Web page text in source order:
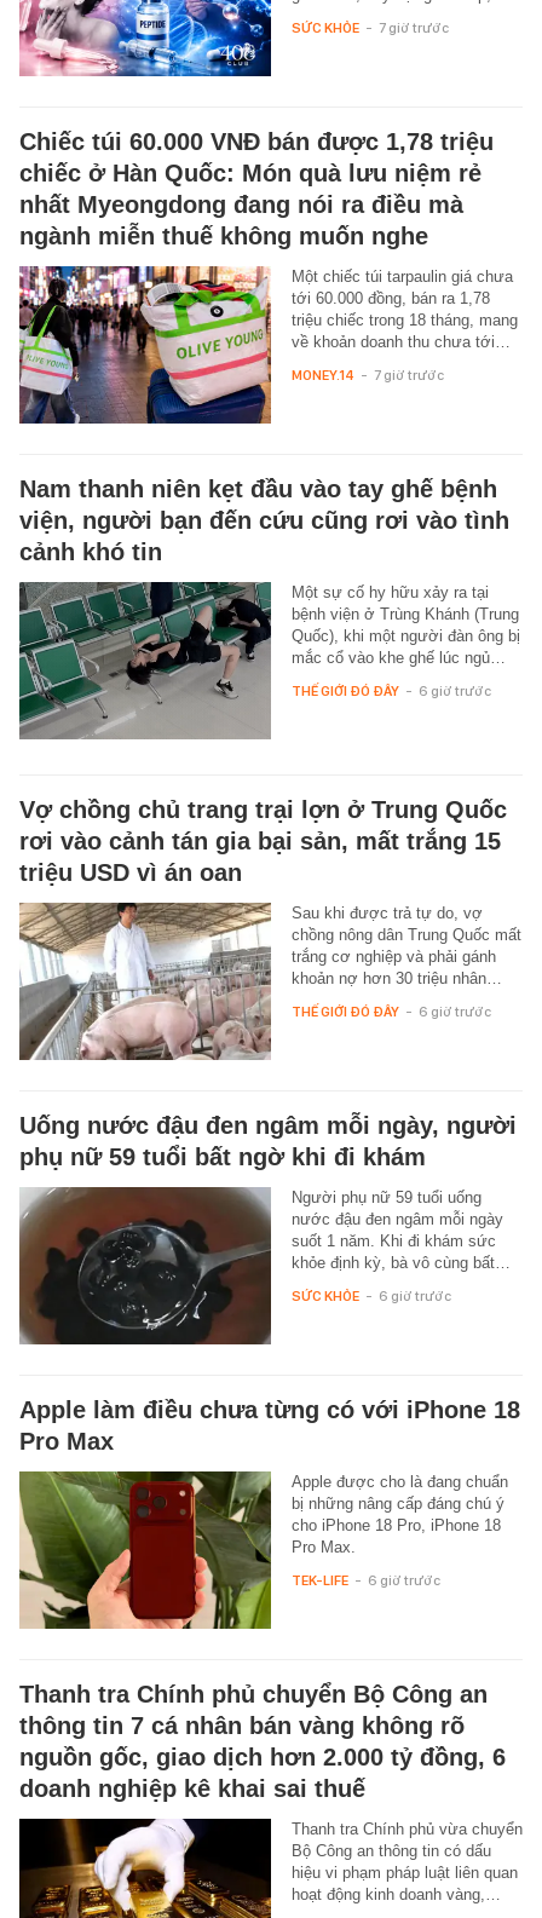
SỨC KHỎE - 7 giờ trước
Chiếc túi 60.000 VNĐ bán được 1,78 triệu
chiếc ở Hàn Quốc: Món quà lưu niệm rẻ
nhất Myeongdong đang nói ra điều mà
ngành miễn thuế không muốn nghe
Một chiếc túi tarpaulin giá chưa
tới 60.000 đồng, bán ra 1,78
triệu chiếc trong 18 tháng, mang
về khoản doanh thu chưa tới…
MONEY.14 - 7 giờ trước
Nam thanh niên kẹt đầu vào tay ghế bệnh
viện, người bạn đến cứu cũng rơi vào tình
cảnh khó tin
Một sự cố hy hữu xảy ra tại
bệnh viện ở Trùng Khánh (Trung
Quốc), khi một người đàn ông bị
mắc cổ vào khe ghế lúc ngủ…
THẾ GIỚI ĐÓ ĐÂY - 6 giờ trước
Vợ chồng chủ trang trại lợn ở Trung Quốc
rơi vào cảnh tán gia bại sản, mất trắng 15
triệu USD vì án oan
Sau khi được trả tự do, vợ
chồng nông dân Trung Quốc mất
trắng cơ nghiệp và phải gánh
khoản nợ hơn 30 triệu nhân…
THẾ GIỚI ĐÓ ĐÂY - 6 giờ trước
Uống nước đậu đen ngâm mỗi ngày, người
phụ nữ 59 tuổi bất ngờ khi đi khám
Người phụ nữ 59 tuổi uống
nước đậu đen ngâm mỗi ngày
suốt 1 năm. Khi đi khám sức
khỏe định kỳ, bà vô cùng bất…
SỨC KHỎE - 6 giờ trước
Apple làm điều chưa từng có với iPhone 18
Pro Max
Apple được cho là đang chuẩn
bị những nâng cấp đáng chú ý
cho iPhone 18 Pro, iPhone 18
Pro Max.
TEK-LIFE - 6 giờ trước
Thanh tra Chính phủ chuyển Bộ Công an
thông tin 7 cá nhân bán vàng không rõ
nguồn gốc, giao dịch hơn 2.000 tỷ đồng, 6
doanh nghiệp kê khai sai thuế
Thanh tra Chính phủ vừa chuyển
Bộ Công an thông tin có dấu
hiệu vi phạm pháp luật liên quan
hoạt động kinh doanh vàng,…